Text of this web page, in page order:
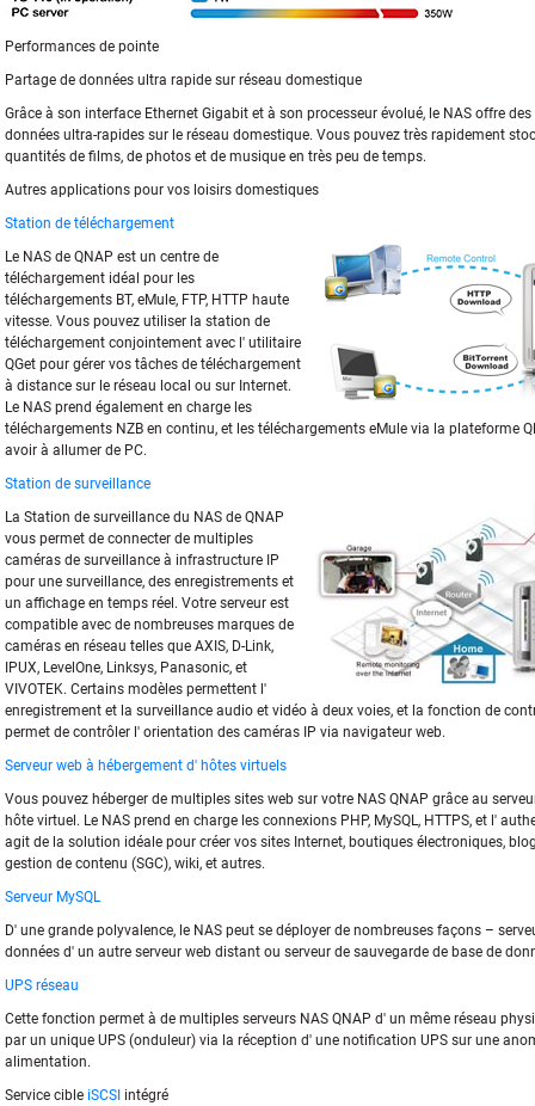
Performances de pointe
Partage de données ultra rapide sur réseau domestique
Grâce à son interface Ethernet Gigabit et à son processeur évolué, le NAS offre
données ultra-rapides sur le réseau domestique. Vous pouvez très rapidement
quantités de films, de photos et de musique en très peu de temps.
Autres applications pour vos loisirs domestiques
Station de téléchargement
Le NAS de QNAP est un centre de
téléchargement idéal pour les
téléchargements BT, eMule, FTP, HTTP haute
vitesse. Vous pouvez utiliser la station de
téléchargement conjointement avec l' utilitaire
QGet pour gérer vos tâches de téléchargement
à distance sur le réseau local ou sur Internet.
Le NAS prend également en charge les
téléchargements NZB en continu, et les téléchargements eMule via la plateforme
avoir à allumer de PC.
Station de surveillance
La Station de surveillance du NAS de QNAP
vous permet de connecter de multiples
caméras de surveillance à infrastructure IP
pour une surveillance, des enregistrements et
un affichage en temps réel. Votre serveur est
compatible avec de nombreuses marques de
caméras en réseau telles que AXIS, D-Link,
IPUX, LevelOne, Linksys, Panasonic, et
VIVOTEK. Certains modèles permettent l'
enregistrement et la surveillance audio et vidéo à deux voies, et la fonction de
permet de contrôler l' orientation des caméras IP via navigateur web.
Serveur web à hébergement d' hôtes virtuels
Vous pouvez héberger de multiples sites web sur votre NAS QNAP grâce au
hôte virtuel. Le NAS prend en charge les connexions PHP, MySQL, HTTPS, et l'
agit de la solution idéale pour créer vos sites Internet, boutiques électroniques,
gestion de contenu (SGC), wiki, et autres.
Serveur MySQL
D' une grande polyvalence, le NAS peut se déployer de nombreuses façons –
données d' un autre serveur web distant ou serveur de sauvegarde de base de
UPS réseau
Cette fonction permet à de multiples serveurs NAS QNAP d' un même réseau
par un unique UPS (onduleur) via la réception d' une notification UPS sur une
alimentation.
Service cible iSCSI intégré